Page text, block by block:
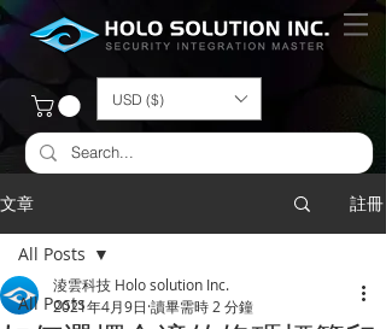
USD ($)
文章 註冊
All Posts
All Posts
淩雲科技 Holo solution Inc.
2021年4月9日 讀畢需時 2 分鐘